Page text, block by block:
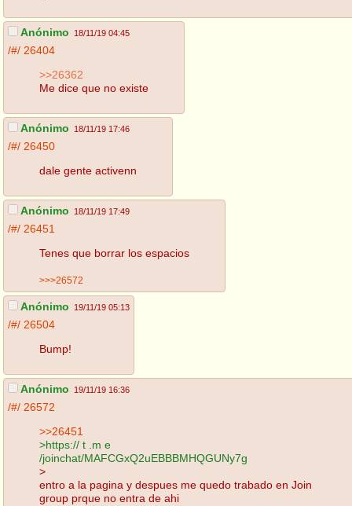
Anónimo 18/11/19 04:45
/#/ 26404
>>26362
Me dice que no existe
Anónimo 18/11/19 17:46
/#/ 26450
dale gente activenn
Anónimo 18/11/19 17:49
/#/ 26451
Tenes que borrar los espacios
>>>26572
Anónimo 19/11/19 05:13
/#/ 26504
Bump!
Anónimo 19/11/19 16:36
/#/ 26572
>>26451
>https:// t .m e
/joinchat/MAFCGxQ2uEBBBMHQGUNy7g
>
entro a la pagina y despues me quedo trabado en Join
group prque no entra de ahi